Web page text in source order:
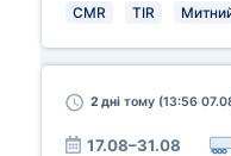
CMR TIR
2 дні тому (13:56
17.08–31.08